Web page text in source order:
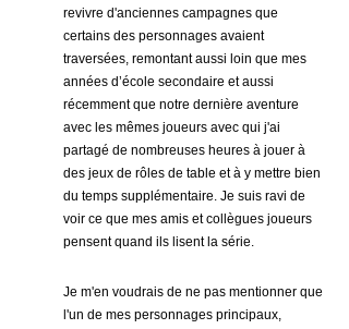
revivre d'anciennes campagnes que
certains des personnages avaient
traversées, remontant aussi loin que mes
années d’école secondaire et aussi
récemment que notre dernière aventure
avec les mêmes joueurs avec qui j'ai
partagé de nombreuses heures à jouer à
des jeux de rôles de table et à y mettre bien
du temps supplémentaire. Je suis ravi de
voir ce que mes amis et collègues joueurs
pensent quand ils lisent la série.
Je m'en voudrais de ne pas mentionner que
l'un de mes personnages principaux,